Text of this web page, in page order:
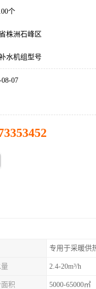
个
株洲石峰区
水机组型号
08-07
2.4-20m³/h
积 5000-65000㎡